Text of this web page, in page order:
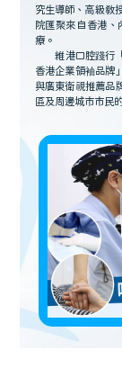
究生導師、高級教
院匯聚來自香港
療。
維港口腔踐行
香港企業領袖品牌
與廣東衛視推薦品
區及周邊城市市民